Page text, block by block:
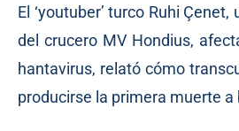
El ‘youtuber’ turco Ruhi
del crucero MV Hondius,
hantavirus, relató cómo
producirse la primera muerte a